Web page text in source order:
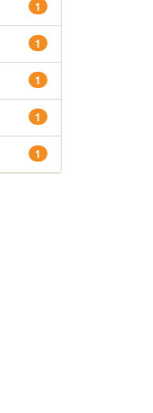
1
1
1
1
1